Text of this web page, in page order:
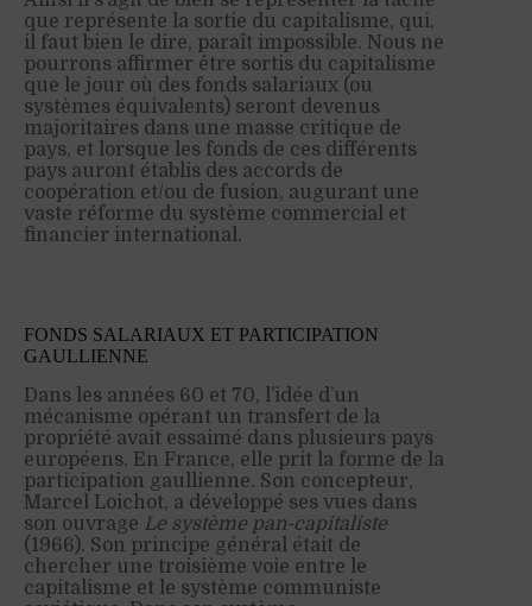
que représente la sortie du capitalisme, qui,
il faut bien le dire, paraît impossible. Nous ne
pourrons affirmer être sortis du capitalisme
que le jour où des fonds salariaux (ou
systèmes équivalents) seront devenus
majoritaires dans une masse critique de
pays, et lorsque les fonds de ces différents
pays auront établis des accords de
coopération et/ou de fusion, augurant une
vaste réforme du système commercial et
financier international.
FONDS SALARIAUX ET PARTICIPATION
GAULLIENNE
Dans les années 60 et 70, l’idée d’un
mécanisme opérant un transfert de la
propriété avait essaimé dans plusieurs pays
européens. En France, elle prit la forme de la
participation gaullienne. Son concepteur,
Marcel Loichot, a développé ses vues dans
son ouvrage Le système pan-capitaliste
(1966). Son principe général était de
chercher une troisième voie entre le
capitalisme et le système communiste